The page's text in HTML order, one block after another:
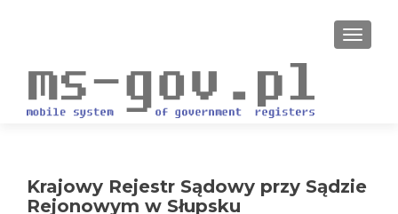
Krajowy Rejestr Sądowy przy Sądzie
Rejonowym w Słupsku